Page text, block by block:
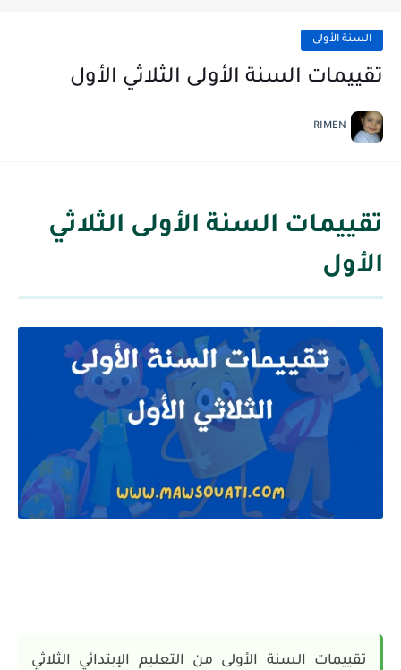
السنة الأولى
تقييمات السنة الأولى الثلاثي الأول
RIMEN
تقييمات السنة الأولى الثلاثي
الأول
تقييمات السنة الأولى من التعليم الإبتدائي الثلاثي